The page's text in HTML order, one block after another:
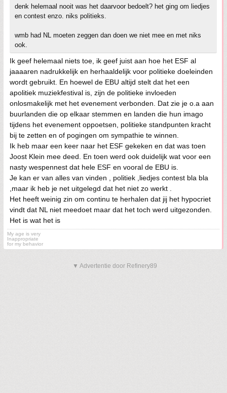
denk helemaal nooit was het daarvoor bedoelt? het ging om liedjes
en contest enzo. niks politieks.
wmb had NL moeten zeggen dan doen we niet mee en met niks
ook.
Ik geef helemaal niets toe, ik geef juist aan hoe het ESF al
jaaaaren nadrukkelijk en herhaaldelijk voor politieke doeleinden
wordt gebruikt. En hoewel de EBU altijd stelt dat het een
apolitiek muziekfestival is, zijn de politieke invloeden
onlosmakelijk met het evenement verbonden. Dat zie je o.a aan
buurlanden die op elkaar stemmen en landen die hun imago
tijdens het evenement oppoetsen, politieke standpunten kracht
bij te zetten en of pogingen om sympathie te winnen.
Ik heb maar een keer naar het ESF gekeken en dat was toen
Joost Klein mee deed. En toen werd ook duidelijk wat voor een
nasty wespennest dat hele ESF en vooral de EBU is.
Je kan er van alles van vinden , politiek ,liedjes contest bla bla
,maar ik heb je net uitgelegd dat het niet zo werkt .
Het heeft weinig zin om continu te herhalen dat jij het hypocriet
vindt dat NL niet meedoet maar dat het toch werd uitgezonden.
Het is wat het is
My age is very
Inappropriate
for my behavior
▼ Advertentie door Refinery89